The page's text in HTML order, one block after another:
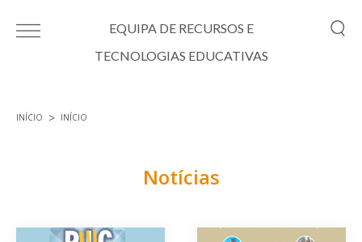
EQUIPA DE RECURSOS E
TECNOLOGIAS EDUCATIVAS
INÍCIO INÍCIO
Notícias